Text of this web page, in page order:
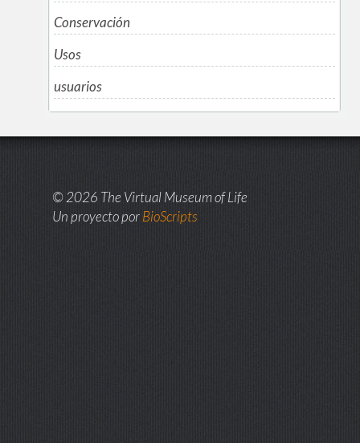
Conservación
Usos
usuarios
© 2026 The Virtual Museum of Life
Un proyecto porBioScripts